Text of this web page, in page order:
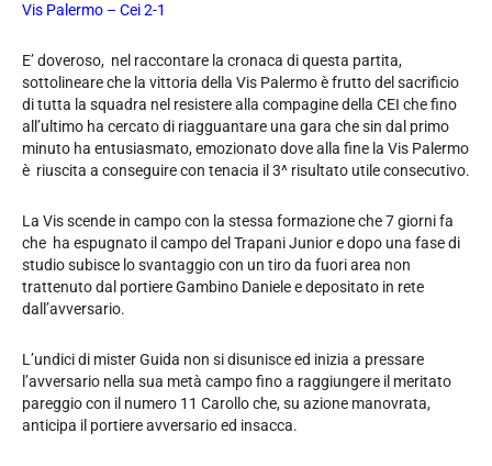
Vis Palermo – Cei 2-1
E’ doveroso, nel raccontare la cronaca di questa partita,
sottolineare che la vittoria della Vis Palermo è frutto del sacrificio
di tutta la squadra nel resistere alla compagine della CEI che fino
all’ultimo ha cercato di riagguantare una gara che sin dal primo
minuto ha entusiasmato, emozionato dove alla fine la Vis Palermo
è riuscita a conseguire con tenacia il 3^ risultato utile consecutivo.
La Vis scende in campo con la stessa formazione che 7 giorni fa
che ha espugnato il campo del Trapani Junior e dopo una fase di
studio subisce lo svantaggio con un tiro da fuori area non
trattenuto dal portiere Gambino Daniele e depositato in rete
dall’avversario.
L’undici di mister Guida non si disunisce ed inizia a pressare
l’avversario nella sua metà campo fino a raggiungere il meritato
pareggio con il numero 11 Carollo che, su azione manovrata,
anticipa il portiere avversario ed insacca.